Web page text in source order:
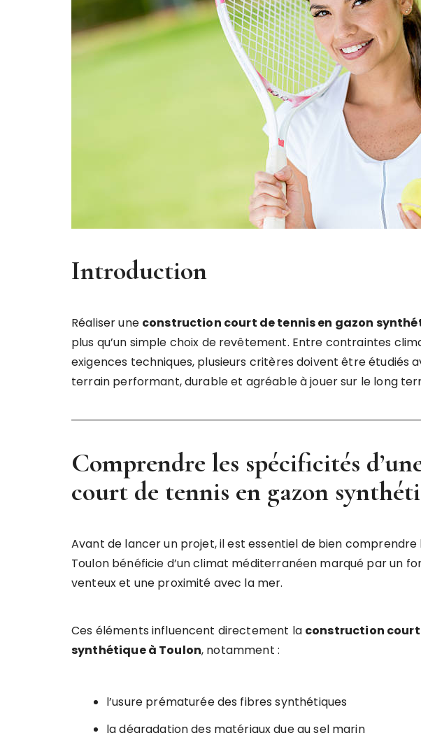
Introduction
Réaliser une construction court de tennis en gazon
plus qu’un simple choix de revêtement. Entre contraintes
exigences techniques, plusieurs critères doivent être étudiés
terrain performant, durable et agréable à jouer sur le long
Comprendre les spécificités
court de tennis en gazon
Avant de lancer un projet, il est essentiel de bien
Toulon bénéficie d’un climat méditerranéen marqué par un
venteux et une proximité avec la mer.
Ces éléments influencent directement la construction court
synthétique à Toulon, notamment :
l’usure prématurée des fibres synthétiques
la dégradation des matériaux due au sel marin